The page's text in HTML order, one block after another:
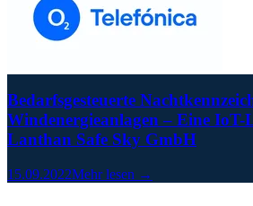
Bedarfsgesteuerte
Windenergieanlagen – Eine IoT-
Lanthan Safe Sky GmbH
15.09.2022Mehr lesen →